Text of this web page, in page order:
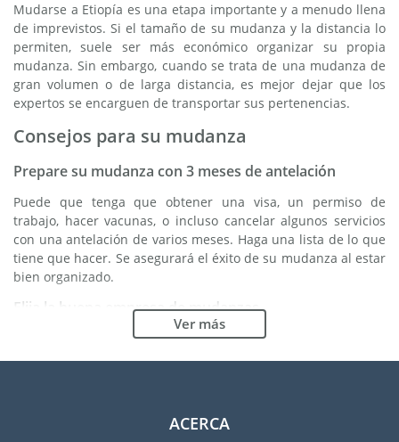
Mudarse a Etiopía es una etapa importante y a menudo llena
de imprevistos. Si el tamaño de su mudanza y la distancia lo
permiten, suele ser más económico organizar su propia
mudanza. Sin embargo, cuando se trata de una mudanza de
gran volumen o de larga distancia, es mejor dejar que los
expertos se encarguen de transportar sus pertenencias.
Consejos para su mudanza
Prepare su mudanza con 3 meses de antelación
Puede que tenga que obtener una visa, un permiso de
trabajo, hacer vacunas, o incluso cancelar algunos servicios
con una antelación de varios meses. Haga una lista de lo que
tiene que hacer. Se asegurará el éxito de su mudanza al estar
bien organizado.
Elija la buena empresa de mudanzas
Los servicios de una buena empresa de mudanzas son
esenciales para cualquier proyecto de expatriación a Etiopía.
internos de calidad, la variedad de paquetes de envoltura
Ver más
ACERCA